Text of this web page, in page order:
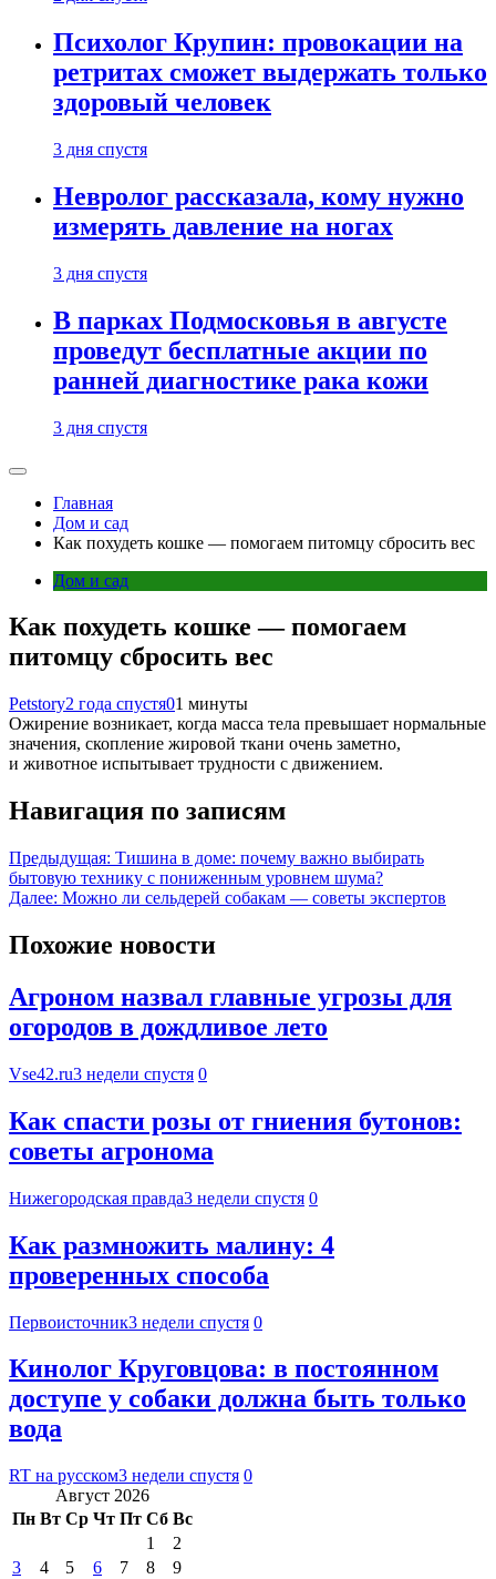
Психолог Крупин: провокации на
ретритах сможет выдержать только
здоровый человек
3 дня спустя
Невролог рассказала, кому нужно
измерять давление на ногах
3 дня спустя
В парках Подмосковья в августе
проведут бесплатные акции по
ранней диагностике рака кожи
3 дня спустя
Главная
Дом и сад
Как похудеть кошке — помогаем питомцу сбросить вес
Дом и сад
Как похудеть кошке — помогаем
питомцу сбросить вес
Petstory2 года спустя01 минуты
Ожирение возникает, когда масса тела превышает нормальные
значения, скопление жировой ткани очень заметно,
и животное испытывает трудности с движением.
Навигация по записям
Предыдущая: Тишина в доме: почему важно выбирать
бытовую технику с пониженным уровнем шума?
Далее: Можно ли сельдерей собакам — советы экспертов
Похожие новости
Агроном назвал главные угрозы для
огородов в дождливое лето
Vse42.ru3 недели спустя 0
Как спасти розы от гниения бутонов:
советы агронома
Нижегородская правда3 недели спустя 0
Как размножить малину: 4
проверенных способа
Первоисточник3 недели спустя 0
Кинолог Круговцова: в постоянном
доступе у собаки должна быть только
вода
RT на русском3 недели спустя 0
Август 2026
Пн Вт Ср Чт Пт Сб Вс
1
2
3
4 5 6 7 8
9